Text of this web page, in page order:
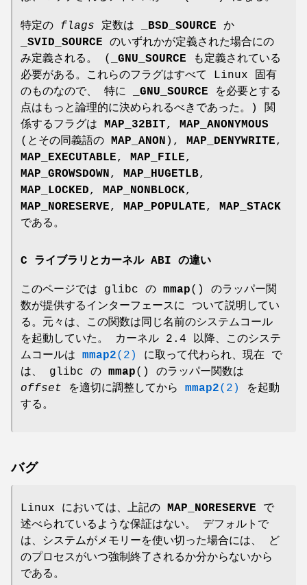
特定の flags 定数は _BSD_SOURCE か
_SVID_SOURCE のいずれかが定義された場合にの
み定義される。 (
_GNU_SOURCE も定義されている
必要がある。これらのフラグはすべて Linux 固有
のものなので、 特に
_GNU_SOURCE を必要とする
点はもっと論理的に決められるべきであった。) 関
係するフラグは MAP_32BIT, MAP_ANONYMOUS
(とその同義語の MAP_ANON ), MAP_DENYWRITE,
MAP_EXECUTABLE, MAP_FILE,
MAP_GROWSDOWN, MAP_HUGETLB,
MAP_LOCKED, MAP_NONBLOCK,
MAP_NORESERVE, MAP_POPULATE, MAP_STACK
である。
C ライブラリとカーネル ABI の違い
このページでは glibc の mmap() のラッパー関
数が提供するインターフェースに ついて説明してい
る。元々は、この関数は同じ名前のシステムコール
を起動していた。 カーネル 2.4 以降、このシステ
ムコールは mmap2(2)
に取って代わられ、現在 で
は、 glibc の mmap() のラッパー関数は
offset を適切に調整してから mmap2(2)
を起動
する。
バグ
Linux においては、上記の MAP_NORESERVE で
述べられているような保証はない。 デフォルトで
は、システムがメモリーを使い切った場合には、 ど
のプロセスがいつ強制終了されるか分からないから
である。